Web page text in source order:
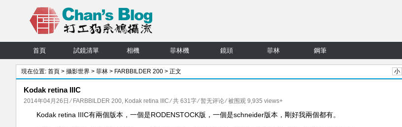
首頁 試鏡清單 相機 菲林機 鏡頭 菲林 鋼筆
現在位置: 首頁 > 攝影世界 > 菲林 > FARBBILDER 200 > 正文 小
Kodak retina IIIC
2014年04月26日 ⁄ FARBBILDER 200, Kodak retina IIIC⁄ 共 631字⁄暂无评论⁄ 被围观 9,935 views+
Kodak retina IIIC有兩個版本，一個是RODENSTOCK版，一個是schneider版本，剛好我兩個都有。